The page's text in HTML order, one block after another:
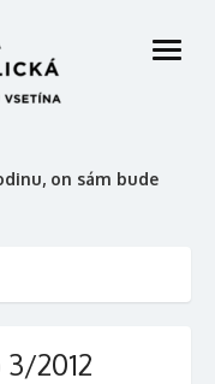
on sám bude
open
2012